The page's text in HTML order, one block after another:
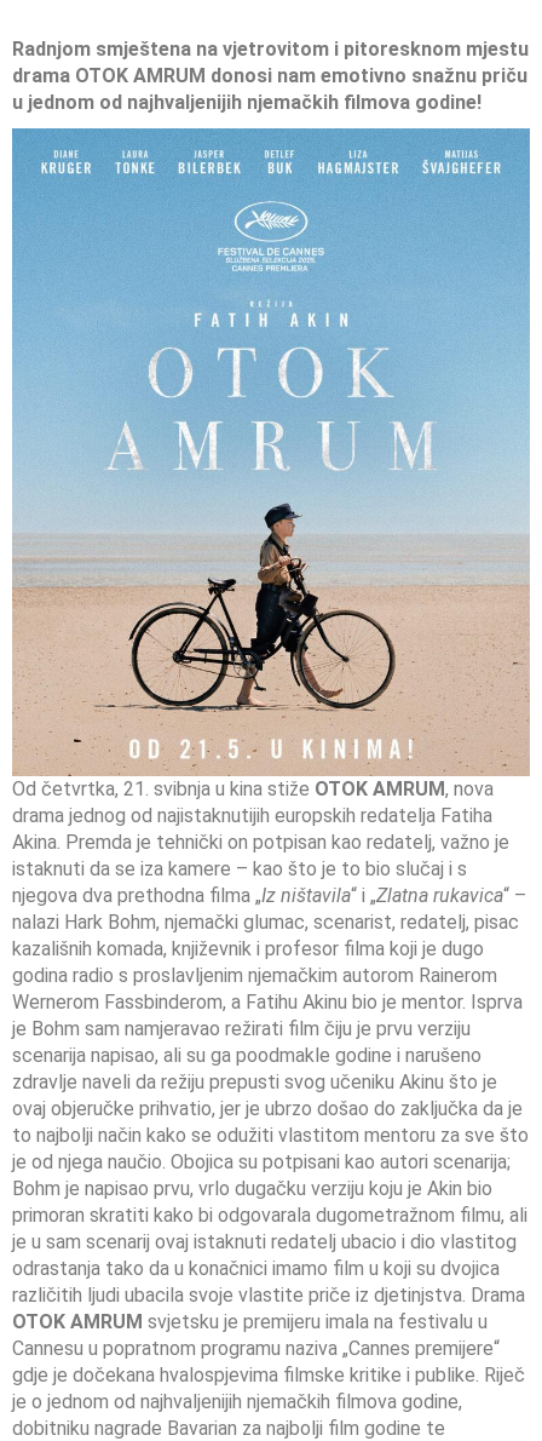
Radnjom smještena na vjetrovitom i pitoresknom mjestu
drama OTOK AMRUM donosi nam emotivno snažnu priču
u jednom od najhvaljenijih njemačkih filmova godine!
Od četvrtka, 21. svibnja u kina stiže OTOK AMRUM, nova
drama jednog od najistaknutijih europskih redatelja Fatiha
Akina. Premda je tehnički on potpisan kao redatelj, važno je
istaknuti da se iza kamere – kao što je to bio slučaj i s
njegova dva prethodna filma „Iz ništavila“ i „Zlatna rukavica“ –
nalazi Hark Bohm, njemački glumac, scenarist, redatelj, pisac
kazališnih komada, književnik i profesor filma koji je dugo
godina radio s proslavljenim njemačkim autorom Rainerom
Wernerom Fassbinderom, a Fatihu Akinu bio je mentor. Isprva
je Bohm sam namjeravao režirati film čiju je prvu verziju
scenarija napisao, ali su ga poodmakle godine i narušeno
zdravlje naveli da režiju prepusti svog učeniku Akinu što je
ovaj objeručke prihvatio, jer je ubrzo došao do zaključka da je
to najbolji način kako se odužiti vlastitom mentoru za sve što
je od njega naučio. Obojica su potpisani kao autori scenarija;
Bohm je napisao prvu, vrlo dugačku verziju koju je Akin bio
primoran skratiti kako bi odgovarala dugometražnom filmu, ali
je u sam scenarij ovaj istaknuti redatelj ubacio i dio vlastitog
odrastanja tako da u konačnici imamo film u koji su dvojica
različitih ljudi ubacila svoje vlastite priče iz djetinjstva. Drama
OTOK AMRUM svjetsku je premijeru imala na festivalu u
Cannesu u popratnom programu naziva „Cannes premijere“
gdje je dočekana hvalospjevima filmske kritike i publike. Riječ
je o jednom od najhvaljenijih njemačkih filmova godine,
dobitniku nagrade Bavarian za najbolji film godine te